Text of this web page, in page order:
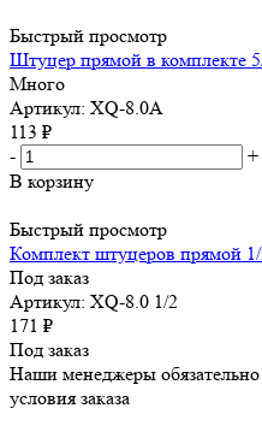
Быстрый просмотр
Штуцер прямой в комплекте
Много
Артикул: XQ-8.0A
113 ₽
-
+
В корзину
Быстрый просмотр
Комплект штуцеров прямой
Под заказ
Артикул: XQ-8.0 1/2
171 ₽
Под заказ
Наши менеджеры
условия заказа